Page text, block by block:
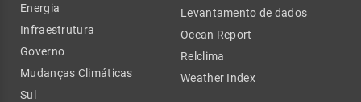
Energia
Infraestrutura
Governo
Mudanças Climáticas
Sul
Levantamento de dados
Ocean Report
Relclima
Weather Index